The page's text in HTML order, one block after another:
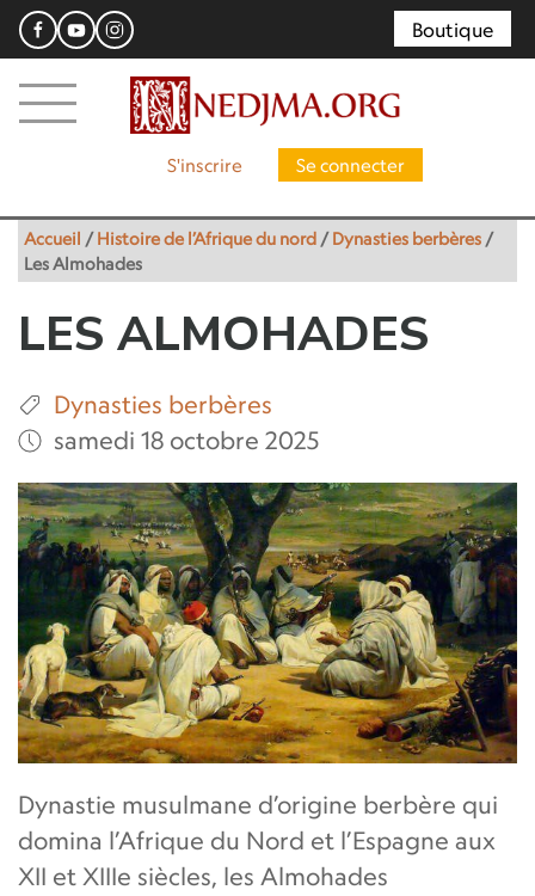
Boutique
S'inscrire Se connecter
Accueil /Histoire de l’Afrique du nord /Dynasties berbères /
Les Almohades
LES ALMOHADES
Dynasties berbères
samedi 18 octobre 2025
Dynastie musulmane d’origine berbère qui
domina l’Afrique du Nord et l’Espagne aux
XII et XIIIe siècles, les Almohades